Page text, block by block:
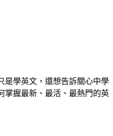
是學英文，還想告訴關心中學
掌握最新、最活、最熱門的英